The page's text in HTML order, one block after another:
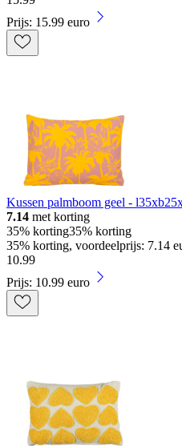
Prijs: 15.99 euro
Kussen palmboom geel -
7.14 met korting
35% korting35% korting
35% korting, voordeelprijs: 7.14
10.99
Prijs: 10.99 euro